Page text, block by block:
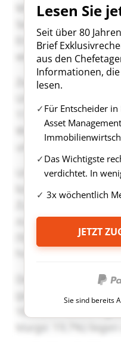
Lesen Sie
Seit über 80
Brief
aus den
Informationen,
lesen.
Für Entscheider
Asset
Das Wichtigste
verdichtet. In
3x wöchentlich
JETZT
Sie sind bereits